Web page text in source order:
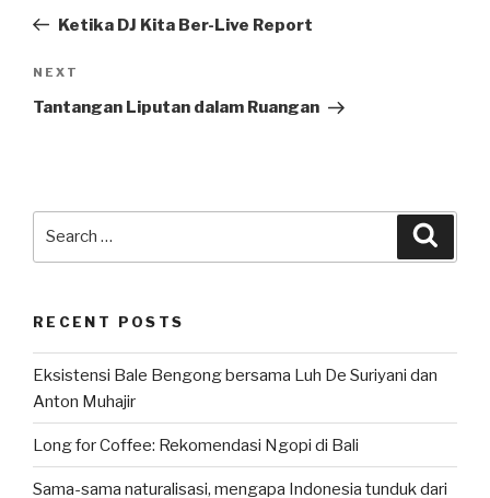
PostKetika DJ Kita Ber-Live Report
Next
Post
NEXT
Tantangan Liputan dalam Ruangan
RECENT POSTS
Eksistensi Bale Bengong bersama Luh De Suriyani dan
Anton Muhajir
Long for Coffee: Rekomendasi Ngopi di Bali
Sama-sama naturalisasi, mengapa Indonesia tunduk dari